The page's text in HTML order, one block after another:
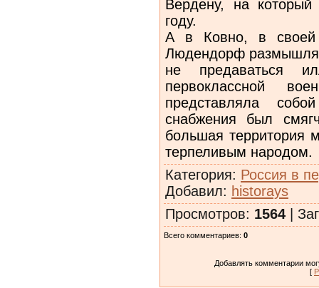
Вердену, на
году.
А в Ковно, в своей
Людендорф
не предаваться
первоклассной
представляла
снабжения был
большая территория
терпеливым народом.
Категория: Россия в
Добавил: historays
Просмотров: 1564 |
Всего комментариев: 0
Добавлять комментарии
[